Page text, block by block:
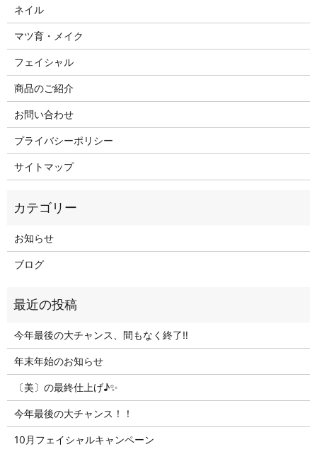
ネイル
マツ育・メイク
フェイシャル
商品のご紹介
お問い合わせ
プライバシーポリシー
サイトマップ
お知らせ
ブログ
今年最後の大チャンス、間もなく終了‼
年末年始のお知らせ
〔美〕の最終仕上げ♪✨
今年最後の大チャンス！！
10月フェイシャルキャンペーン